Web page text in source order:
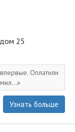
25
Оплатили
Узнать больше